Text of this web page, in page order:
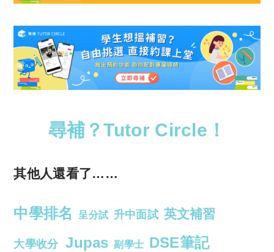
尋補？Tutor Circle！
其他人還看了……
中學排名 呈分試 升中面試 英文補習
大學收分 Jupas 副學士 DSE筆記